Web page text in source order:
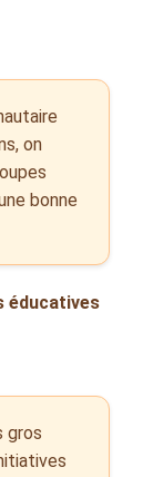
on
bonne
éducatives
gros